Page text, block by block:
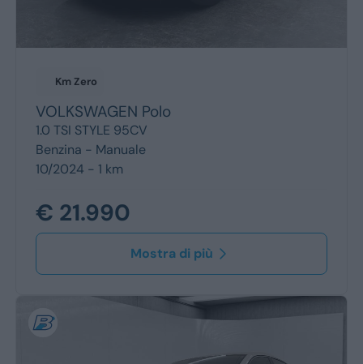
Km Zero
VOLKSWAGEN Polo
1.0 TSI STYLE 95CV
Benzina - Manuale
10/2024 - 1 km
€ 21.990
Mostra di più